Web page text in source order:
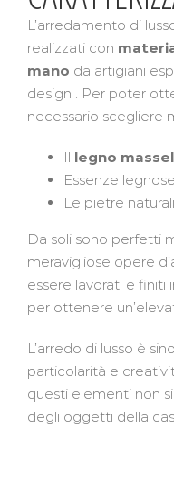
L’arredamento di
realizzati con
mano da artigiani
design . Per poter
necessario scegliere
Il legno
Essenze
Le pietre naturali
Da soli sono perfetti
meravigliose opere
essere lavorati e finiti
per ottenere
L’arredo di lusso è
particolarità e
questi elementi non
degli oggetti della